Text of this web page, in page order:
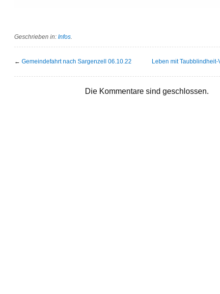
Geschrieben in: Infos.
← Gemeindefahrt nach Sargenzell 06.10.22 Leben mit
Die Kommentare sind geschlossen.